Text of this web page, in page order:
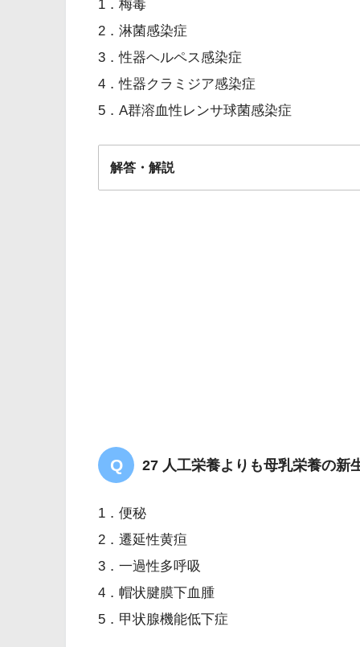
1．梅毒
2．淋菌感染症
3．性器ヘルペス感染症
4．性器クラミジア感染症
5．A群溶血性レンサ球菌感染症
解答・解説
27 人工栄養よりも母乳栄養の新
1．便秘
2．遷延性黄疸
3．一過性多呼吸
4．帽状腱膜下血腫
5．甲状腺機能低下症